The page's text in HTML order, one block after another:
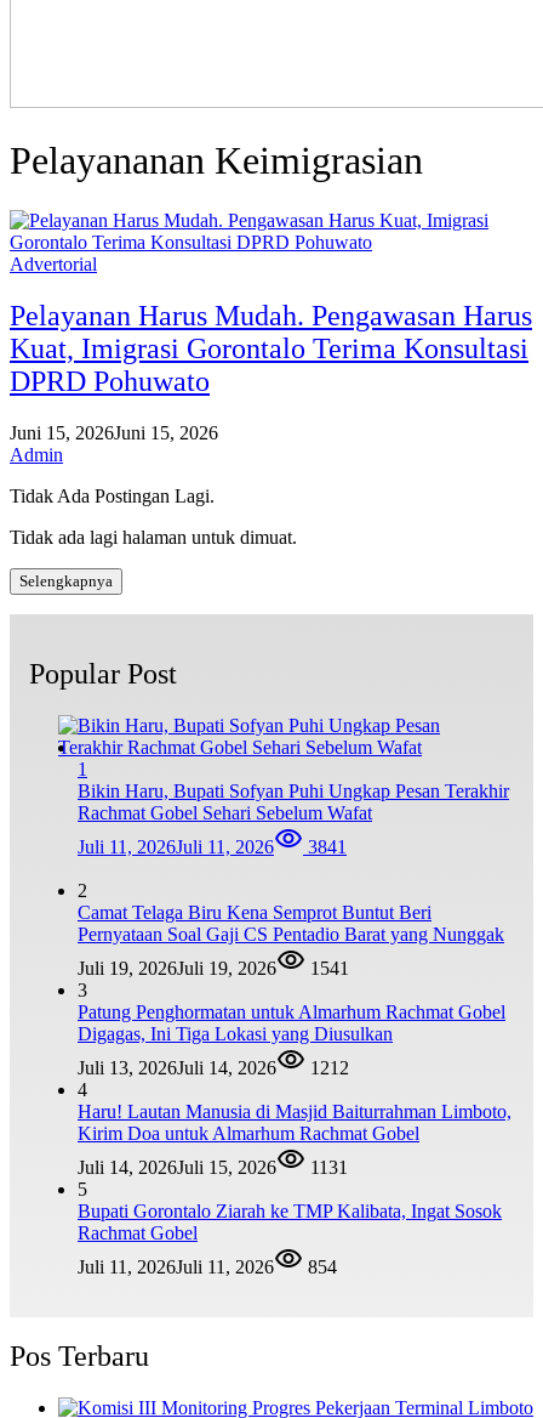
Pelayananan Keimigrasian
Advertorial
Pelayanan Harus Mudah. Pengawasan Harus
Kuat, Imigrasi Gorontalo Terima Konsultasi
DPRD Pohuwato
Juni 15, 2026Juni 15, 2026
Admin
Tidak Ada Postingan Lagi.
Tidak ada lagi halaman untuk dimuat.
Selengkapnya
Popular Post
1
Bikin Haru, Bupati Sofyan Puhi Ungkap Pesan Terakhir
Rachmat Gobel Sehari Sebelum Wafat
Juli 11, 2026Juli 11, 2026 3841
2
Camat Telaga Biru Kena Semprot Buntut Beri
Pernyataan Soal Gaji CS Pentadio Barat yang Nunggak
Juli 19, 2026Juli 19, 2026
1541
3
Patung Penghormatan untuk Almarhum Rachmat Gobel
Digagas, Ini Tiga Lokasi yang Diusulkan
Juli 13, 2026Juli 14, 2026
1212
4
Haru! Lautan Manusia di Masjid Baiturrahman Limboto,
Kirim Doa untuk Almarhum Rachmat Gobel
Juli 14, 2026Juli 15, 2026
1131
5
Bupati Gorontalo Ziarah ke TMP Kalibata, Ingat Sosok
Rachmat Gobel
Juli 11, 2026Juli 11, 2026 854
Pos Terbaru